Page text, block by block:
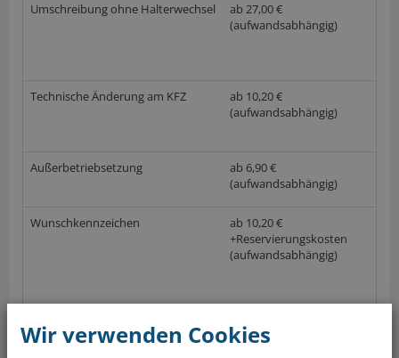
Umschreibung ohne Halterwechsel
ab 27,00 €
(aufwandsabhängig)
Technische Änderung am KFZ
ab 10,20 €
(aufwandsabhängig)
Außerbetriebsetzung
ab 6,90 €
(aufwandsabhängig)
Wunschkennzeichen
ab 10,20 €
+Reservierungskosten
(aufwandsabhängig)
Kurzzeitkennzeichen
ab 10,20 €
Wir verwenden Cookies